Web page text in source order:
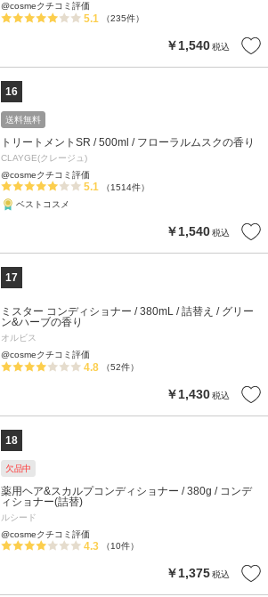
@cosmeクチコミ評価
5.1 （235件）
￥1,540税込
16
送料無料
トリートメントSR / 500ml / フローラルムスクの香り
CLAYGE(クレージュ)
@cosmeクチコミ評価
5.1
（1514件）
ベストコスメ
￥1,540税込
17
ミスター コンディショナー / 380mL / 詰替え / グリー
ン&ハーブの香り
オルビス
@cosmeクチコミ評価
4.8 （52件）
￥1,430税込
18
欠品中
薬用ヘア&スカルプコンディショナー / 380g / コンデ
ィショナー(詰替)
ルシード
@cosmeクチコミ評価
4.3 （10件）
￥1,375税込